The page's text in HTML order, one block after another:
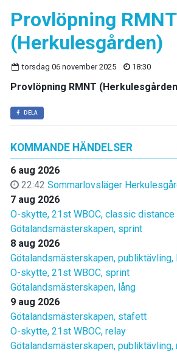
KOMMANDE HÄNDELSER
6 aug 2026
22:42 Sommarlovsläger
7 aug 2026
O-skytte, 21st WBOC, classic distance
Götalandsmästerskapen, sprint
8 aug 2026
Götalandsmästerskapen, publiktävling,
O-skytte, 21st WBOC, sprint
Götalandsmästerskapen, lång
9 aug 2026
Götalandsmästerskapen, stafett
O-skytte, 21st WBOC, relay
Götalandsmästerskapen, publiktävling,
Provlöpning RMNT
(Herkulesgården)
torsdag 06 november 2025 18:30
Provlöpning RMNT
DELA